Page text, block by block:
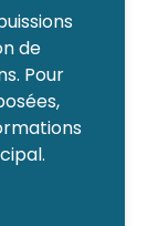
de
Pour